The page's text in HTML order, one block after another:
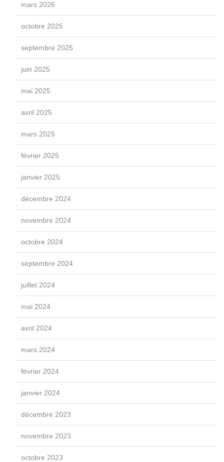
mars 2026
octobre 2025
septembre 2025
juin 2025
mai 2025
avril 2025
mars 2025
février 2025
janvier 2025
décembre 2024
novembre 2024
octobre 2024
septembre 2024
juillet 2024
mai 2024
avril 2024
mars 2024
février 2024
janvier 2024
décembre 2023
novembre 2023
octobre 2023